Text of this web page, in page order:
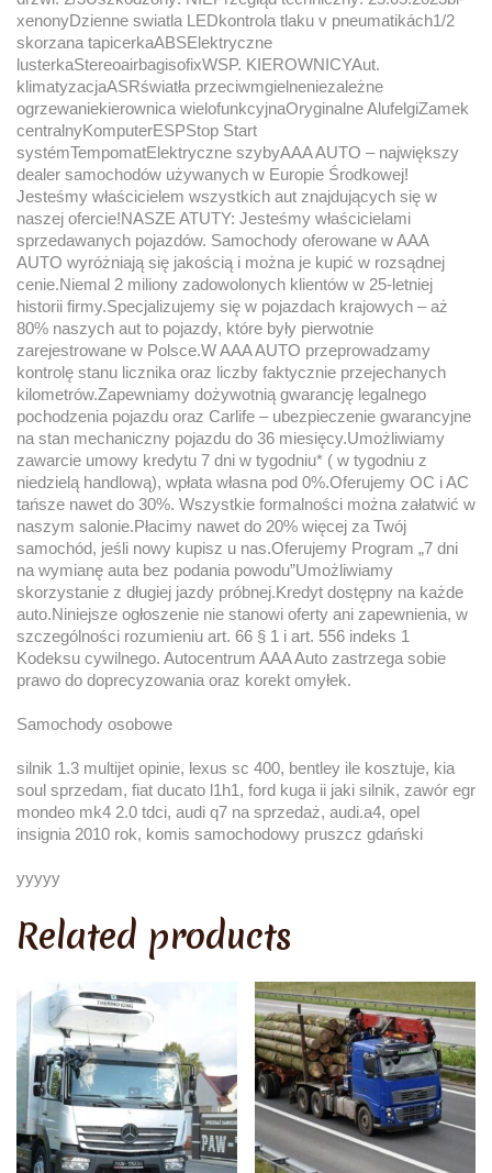
xenonyDzienne swiatla LEDkontrola tlaku v pneumatikách1/2
skorzana tapicerkaABSElektryczne
lusterkaStereoairbagisofixWSP. KIEROWNICYAut.
klimatyzacjaASRświatła przeciwmgielneniezależne
ogrzewaniekierownica wielofunkcyjnaOryginalne AlufelgiZamek
centralnyKomputerESPStop Start
systémTempomatElektryczne szybyAAA AUTO – największy
dealer samochodów używanych w Europie Środkowej!
Jesteśmy właścicielem wszystkich aut znajdujących się w
naszej ofercie!NASZE ATUTY: Jesteśmy właścicielami
sprzedawanych pojazdów. Samochody oferowane w AAA
AUTO wyróżniają się jakością i można je kupić w rozsądnej
cenie.Niemal 2 miliony zadowolonych klientów w 25-letniej
historii firmy.Specjalizujemy się w pojazdach krajowych – aż
80% naszych aut to pojazdy, które były pierwotnie
zarejestrowane w Polsce.W AAA AUTO przeprowadzamy
kontrolę stanu licznika oraz liczby faktycznie przejechanych
kilometrów.Zapewniamy dożywotnią gwarancję legalnego
pochodzenia pojazdu oraz Carlife – ubezpieczenie gwarancyjne
na stan mechaniczny pojazdu do 36 miesięcy.Umożliwiamy
zawarcie umowy kredytu 7 dni w tygodniu* ( w tygodniu z
niedzielą handlową), wpłata własna pod 0%.Oferujemy OC i AC
tańsze nawet do 30%. Wszystkie formalności można załatwić w
naszym salonie.Płacimy nawet do 20% więcej za Twój
samochód, jeśli nowy kupisz u nas.Oferujemy Program „7 dni
na wymianę auta bez podania powodu”Umożliwiamy
skorzystanie z długiej jazdy próbnej.Kredyt dostępny na każde
auto.Niniejsze ogłoszenie nie stanowi oferty ani zapewnienia, w
szczególności rozumieniu art. 66 § 1 i art. 556 indeks 1
Kodeksu cywilnego. Autocentrum AAA Auto zastrzega sobie
prawo do doprecyzowania oraz korekt omyłek.
Samochody osobowe
silnik 1.3 multijet opinie, lexus sc 400, bentley ile kosztuje, kia
soul sprzedam, fiat ducato l1h1, ford kuga ii jaki silnik, zawór egr
mondeo mk4 2.0 tdci, audi q7 na sprzedaż, audi.a4, opel
insignia 2010 rok, komis samochodowy pruszcz gdański
yyyyy
Related products